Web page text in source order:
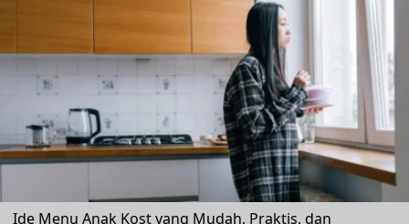
Ide Menu Anak Kost yang Mudah, Praktis, dan